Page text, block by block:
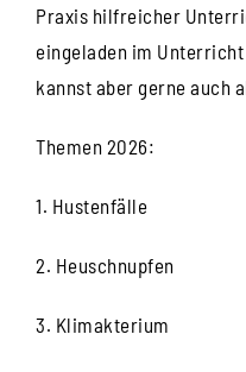
Praxis hilfreicher
eingeladen im
kannst aber gerne auch
Themen 2026:
1. Hustenfälle
2. Heuschnupfen
3. Klimakterium